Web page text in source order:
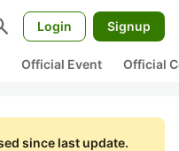
Login Signup
Official Event Official
since last update.